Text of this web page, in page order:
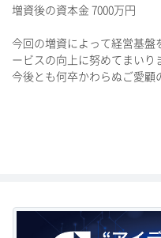
増資後の資本金 7000万円
今回の増資によって経営基盤
ービスの向上に努めてまいり
今後とも何卒かわらぬご愛顧